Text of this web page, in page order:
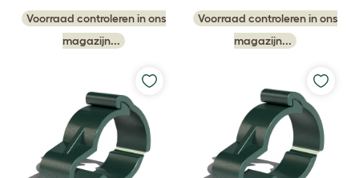
Voorraad controleren in ons
magazijn...
Voorraad controleren in ons
magazijn...